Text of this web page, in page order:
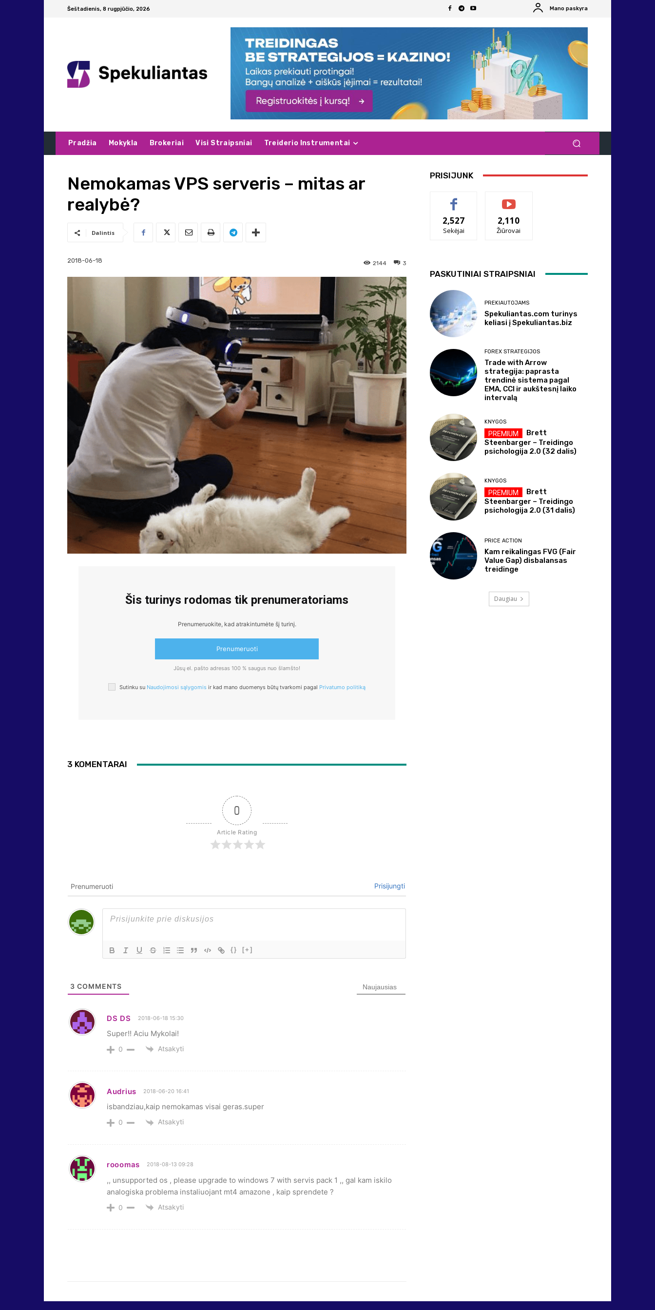
Šeštadienis, 8 rugpjūčio, 2026 Mano paskyra
Pradžia Mokykla Brokeriai Visi Straipsniai Treiderio Instrumentai
Nemokamas VPS serveris – mitas ar
realybė?
Dalintis
2018-06-18 3
2144
Šis turinys rodomas tik prenumeratoriams
Prenumeruokite, kad atrakintumėte šį turinį.
Prenumeruoti
Jūsų el. pašto adresas 100 % saugus nuo šlamšto!
Sutinku su Naudojimosi sąlygomis ir kad mano duomenys būtų tvarkomi pagal Privatumo politiką
3 KOMENTARAI
0
Article Rating
Prenumeruoti Prisijungti
{} [+]
3 COMMENTS Naujausias
DS DS 2018-06-18 15:30
Super!! Aciu Mykolai!
0 Atsakyti
Audrius 2018-06-20 16:41
isbandziau,kaip nemokamas visai geras.super
0 Atsakyti
rooomas 2018-08-13 09:28
,, unsupported os , please upgrade to windows 7 with servis pack 1 ,, gal kam iskilo
analogiska problema instaliuojant mt4 amazone , kaip sprendete ?
0 Atsakyti
PRISIJUNK
2,527
Sekėjai
2,110
Žiūrovai
PASKUTINIAI STRAIPSNIAI
PREKIAUTOJAMS
Spekuliantas.com turinys
keliasi į Spekuliantas.biz
FOREX STRATEGIJOS
Trade with Arrow
strategija: paprasta
trendinė sistema pagal
EMA, CCI ir aukštesnį laiko
intervalą
KNYGOS
Brett
Steenbarger – Treidingo
psichologija 2.0 (32 dalis)
KNYGOS
Brett
Steenbarger – Treidingo
psichologija 2.0 (31 dalis)
PRICE ACTION
Kam reikalingas FVG (Fair
Value Gap) disbalansas
treidinge
Daugiau